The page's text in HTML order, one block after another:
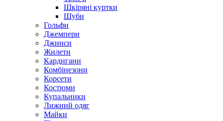
Шкіряні куртки
Шуби
Гольфи
Джемпери
Джинси
Жилети
Кардигани
Комбінезони
Корсети
Костюми
Купальники
Лижний одяг
Майки